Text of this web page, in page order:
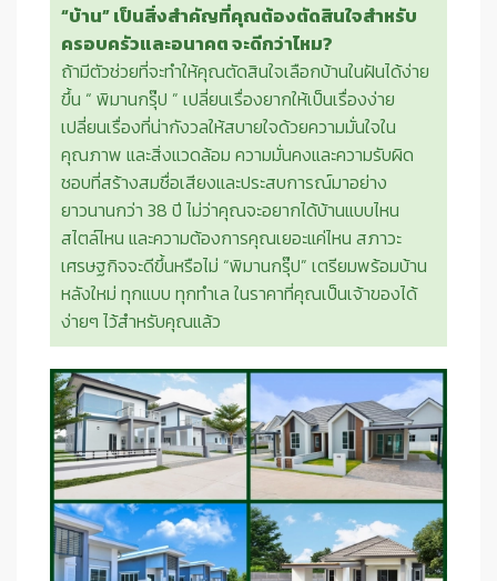
“บ้าน” เป็นสิ่งสำคัญที่คุณต้องตัดสินใจสำหรับ
ครอบครัวและอนาคต จะดีกว่าไหม?
ถ้ามีตัวช่วยที่จะทำให้คุณตัดสินใจเลือกบ้านในฝันได้ง่าย
ขึ้น “ พิมานกรุ๊ป ” เปลี่ยนเรื่องยากให้เป็นเรื่องง่าย
เปลี่ยนเรื่องที่น่ากังวลให้สบายใจด้วยความมั่นใจใน
คุณภาพ และสิ่งแวดล้อม ความมั่นคงและความรับผิด
ชอบที่สร้างสมชื่อเสียงและประสบการณ์มาอย่าง
ยาวนานกว่า 38 ปี ไม่ว่าคุณจะอยากได้บ้านแบบไหน
สไตล์ไหน และความต้องการคุณเยอะแค่ไหน สภาวะ
เศรษฐกิจจะดีขึ้นหรือไม่ “พิมานกรุ๊ป” เตรียมพร้อมบ้าน
หลังใหม่ ทุกแบบ ทุกทำเล ในราคาที่คุณเป็นเจ้าของได้
ง่ายๆ ไว้สำหรับคุณแล้ว